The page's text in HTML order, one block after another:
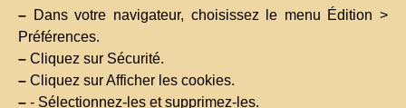
– Dans votre navigateur, choisissez le menu Édition >
Préférences.
– Cliquez sur Sécurité.
– Cliquez sur Afficher les cookies.
– - Sélectionnez-les et supprimez-les.